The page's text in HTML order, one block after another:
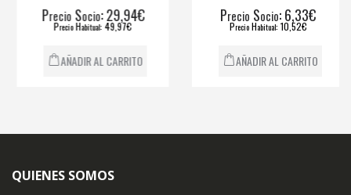
PrecioSocio: 29,94€
PrecioHabitual: 49,97€
AÑADIR AL CARRITO
PrecioSocio: 6,33€
PrecioHabitual: 10,52€
AÑADIR AL CARRITO
QUIENES SOMOS